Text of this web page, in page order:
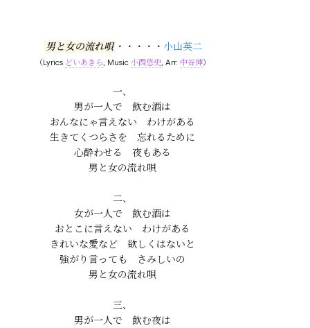
男と女の流れ唄・・・・・ 小山英二
（Lyrics どいあきら, Music小西悠史, Arr. 中谷伸）
一、
男が一人で　飲む酒は
おんなにゃ言えない　わけがある
生きてくつらさを　忘れるために
心酔わせる　夜もある
男と女の流れ唄
二、
女が一人で　飲む酒は
おとこに言えない　わけがある
きれいな愛など　欲しくはないと
強がり言っても　さみしいの
男と女の流れ唄
三、
男が一人で　飲む夜は